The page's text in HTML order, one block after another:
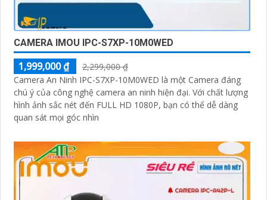
CAMERA IMOU IPC-S7XP-10M0WED
1,999,000 ₫
2,299,000 ₫
Camera An Ninh IPC-S7XP-10M0WED là một Camera đáng
chú ý của công nghệ camera an ninh hiện đại. Với chất lượng
hình ảnh sắc nét đến FULL HD 1080P, bạn có thể dễ dàng
quan sát mọi góc nhìn